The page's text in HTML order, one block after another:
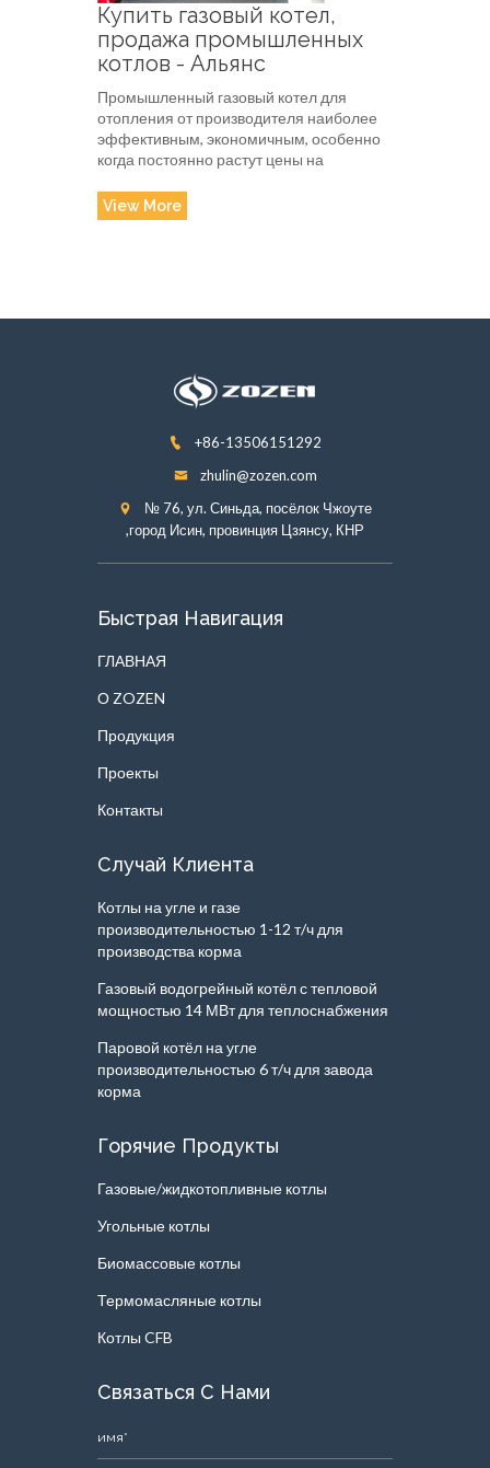
Купить газовый котел,
продажа промышленных
котлов - Альянс
Промышленный газовый котел для
отопления от производителя наиболее
эффективным, экономичным, особенно
когда постоянно растут цены на
View More
+86-13506151292
zhulin@zozen.com
№ 76, ул. Синьда, посёлок Чжоуте
,город Исин, провинция Цзянсу, КНР
Быстрая Навигация
ГЛАВНАЯ
О ZOZEN
Продукция
Проекты
Контакты
Случай Клиента
Котлы на угле и газе
производительностью 1-12 т/ч для
производства корма
Газовый водогрейный котёл с тепловой
мощностью 14 МВт для теплоснабжения
Паровой котёл на угле
производительностью 6 т/ч для завода
корма
Горячие Продукты
Газовые/жидкотопливные котлы
Угольные котлы
Биомассовые котлы
Термомасляные котлы
Котлы CFB
Связаться С Нами